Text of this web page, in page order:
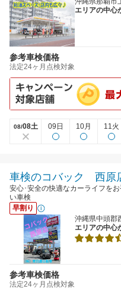
エリアの中心
参考車検価格
法定24ヶ月点検対象
08/08土 09日 10月 11火
車検のコバック 西原
安心･安全の快適なカーライフを
い車検
早割り
沖縄県中頭郡
エリアの中心
参考車検価格
法定24ヶ月点検対象